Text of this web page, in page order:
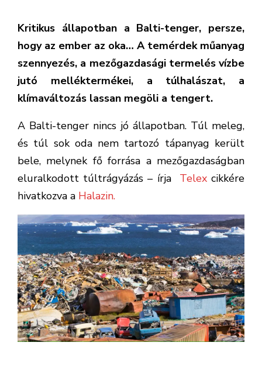
Kritikus állapotban a Balti-tenger, persze,
hogy az ember az oka… A temérdek műanyag
szennyezés, a mezőgazdasági termelés vízbe
jutó melléktermékei, a túlhalászat, a
klímaváltozás lassan megöli a tengert.
A Balti-tenger nincs jó állapotban. Túl meleg,
és túl sok oda nem tartozó tápanyag került
bele, melynek fő forrása a mezőgazdaságban
eluralkodott túltrágyázás – írja
Telexcikkére
hivatkozva a Halazin.